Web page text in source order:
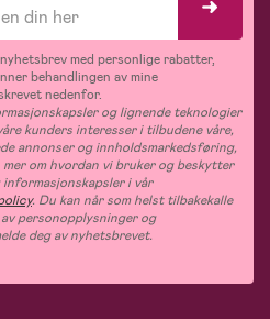
med personlige rabatter,
behandlingen av mine
nedenfor.
og lignende teknologier
kunders interesser i tilbudene våre,
annonser og innholdsmarkedsføring,
om hvordan vi bruker og beskytter
i vår
. Du kan når som helst tilbakekalle
personopplysninger og
deg av nyhetsbrevet.